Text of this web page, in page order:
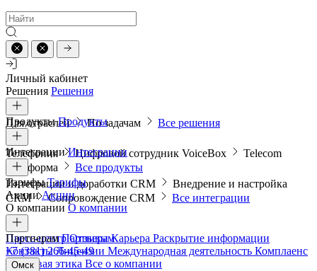
Личный кабинет
Решения Решения
Для отраслей По задачам Все решения
ПродуктыПродукты
Телефония Цифровой сотрудник VoiceBox
Telecom
платформа
Все продукты
ИнтеграцииИнтеграции
Интеграции и доработки CRM
Внедрение и настройка
CRM
Сопровождение CRM Все интеграции
ТарифыТарифы
АкцииАкции
О компании О компании
Пресс-центрОтзывыКарьера Раскрытие информации
КонтактыЛицензии Международная деятельность Комплаенс
и деловая этика Все о компании
ПартнерамПартнерам
+7 (381) 266-45-49
Омск